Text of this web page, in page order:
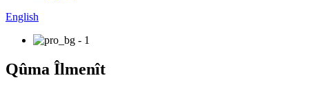
English
Qûma Îlmenît